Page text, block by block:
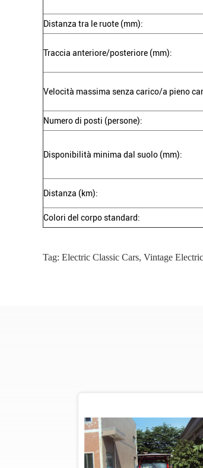
Distanza tra le ruote (mm):
Traccia anteriore/posteriore (mm):
Velocità massima senza carico/a pieno
Numero di posti (persone):
Disponibilità minima dal suolo (mm):
Distanza (km):
Colori del corpo standard:
Tag: Electric Classic Cars, Vintage